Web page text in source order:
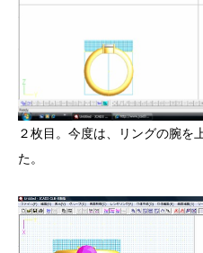
２枚目。今度は、リングの腕を
た。